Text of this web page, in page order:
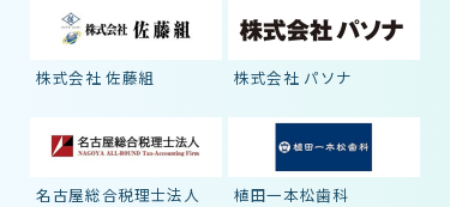
株式会社 佐藤組 株式会社 パソナ
名古屋総合税理士法人 植田一本松歯科